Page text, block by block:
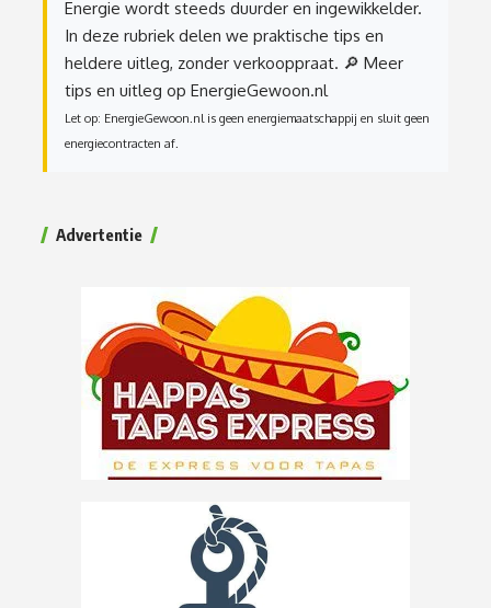
Energie wordt steeds duurder en ingewikkelder.
In deze rubriek delen we praktische tips en
heldere uitleg, zonder verkooppraat. 🔎 Meer
tips en uitleg op EnergieGewoon.nl
Let op: EnergieGewoon.nl is geen energiemaatschappij en sluit geen
energiecontracten af.
Advertentie